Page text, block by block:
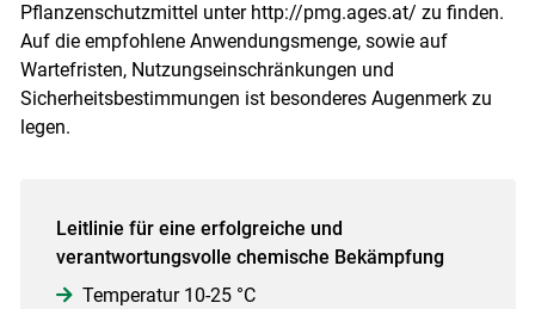
Pflanzenschutzmittel unter http://pmg.ages.at/ zu finden.
Auf die empfohlene Anwendungsmenge, sowie auf
Wartefristen, Nutzungseinschränkungen und
Sicherheitsbestimmungen ist besonderes Augenmerk zu
legen.
Leitlinie für eine erfolgreiche und
verantwortungsvolle chemische Bekämpfung
Temperatur 10-25 °C